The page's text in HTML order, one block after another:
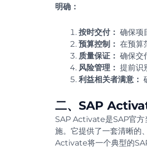
明确：
按时交付： 确保项
预算控制： 在预算
质量保证： 确保交
风险管理： 提前识
利益相关者满意：
二、SAP
SAP Activate是SAP官方
施。它提供了一套清晰的
Activate将一个典型的